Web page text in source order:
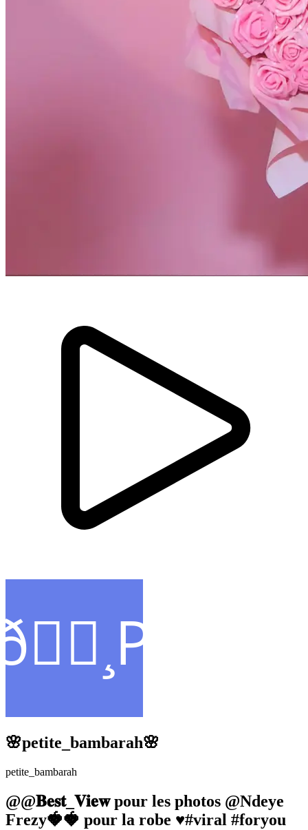
🌸petite_bambarah🌸
petite_bambarah
@@𝐁𝐞𝐬𝐭_𝐕𝐢𝐞𝐰 pour les photos @Ndeye
Frezy🍓🍓 pour la robe ♥️#viral #foryou